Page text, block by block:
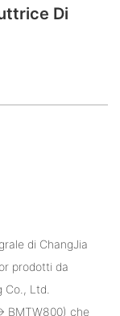
Di
di ChangJia
prodotti da
Ltd.
BMTW800) che